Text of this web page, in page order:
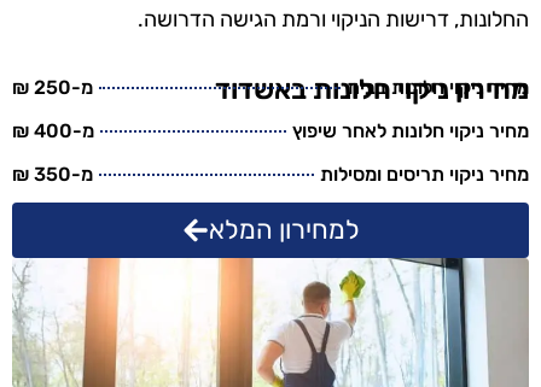
החלונות, דרישות הניקוי ורמת הגישה הדרושה.
מחירון ניקוי חלונות באשדוד
מחיר ניקוי חלונות בבית
מ-250 ₪
מחיר ניקוי חלונות לאחר שיפוץ
מ-400 ₪
מחיר ניקוי תריסים ומסילות
מ-350 ₪
למחירון המלא